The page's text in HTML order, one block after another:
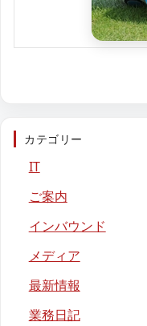
カテゴリー
IT
ご案内
インバウンド
メディア
最新情報
業務日記